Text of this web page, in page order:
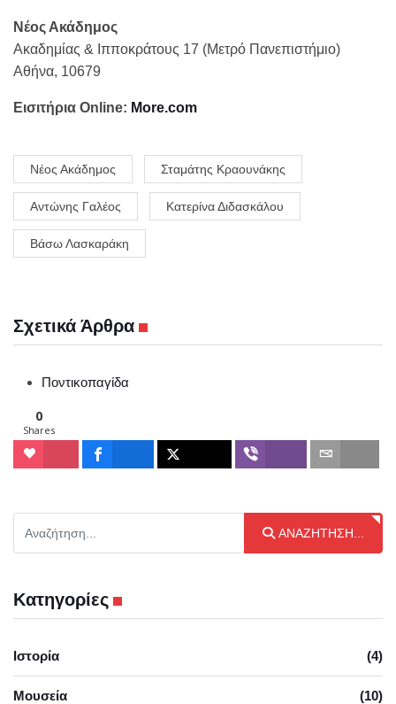
ΑΝΑΖΉΤΗΣΗ...
Κατηγορίες
Ιστορία (4)
Μουσεία (10)
Νέος Ακάδημος
Ακαδημίας & Ιπποκράτους 17 (Μετρό Πανεπιστήμιο)
Αθήνα, 10679
Εισιτήρια Online: More.com
Νέος Ακάδημος Σταμάτης Κραουνάκης
Αντώνης Γαλέος Κατερίνα Διδασκάλου
Βάσω Λασκαράκη
Σχετικά Άρθρα
Ποντικοπαγίδα
0
Shares